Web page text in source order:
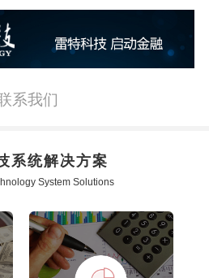
系我们
系统解决方案
System Solutions